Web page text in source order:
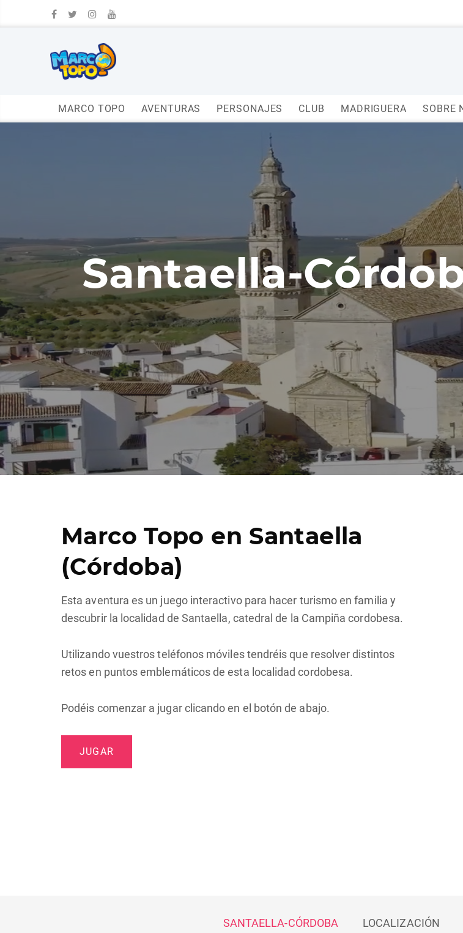
MARCO TOPO AVENTURAS PERSONAJES CLUB MADRIGUERA SOBRE
Santaella-
Marco Topo en Santaella
(Córdoba)
Esta aventura es un juego interactivo para hacer turismo en familia y
descubrir la localidad de Santaella, catedral de la Campiña cordobesa.
Utilizando vuestros teléfonos móviles tendréis que resolver distintos
retos en puntos emblemáticos de esta localidad cordobesa.
Podéis comenzar a jugar clicando en el botón de abajo.
JUGAR
SANTAELLA-CÓRDOBA LOCALIZACIÓN